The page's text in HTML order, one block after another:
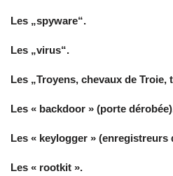
Les „spyware“.
Les „virus“.
Les „Troyens, chevaux de Troie,
Les « backdoor » (porte
Les « keylogger » (enregistreurs
Les « rootkit ».